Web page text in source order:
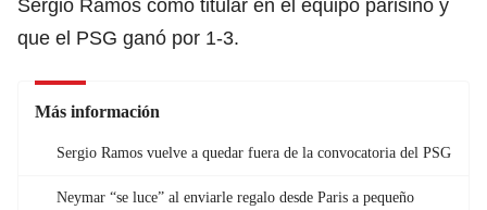
Sergio Ramos como titular en el equipo parisino y
que el PSG ganó por 1-3.
Más información
Sergio Ramos vuelve a quedar fuera de la convocatoria del PSG
Neymar “se luce” al enviarle regalo desde Paris a pequeño